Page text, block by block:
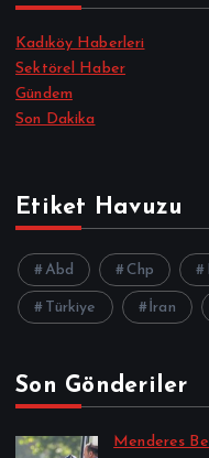
Kadıköy Haberleri
Sektörel Haber
Gündem
Son Dakika
Etiket Havuzu
Abd Chp
Türkiye İran
Son Gönderiler
Menderes